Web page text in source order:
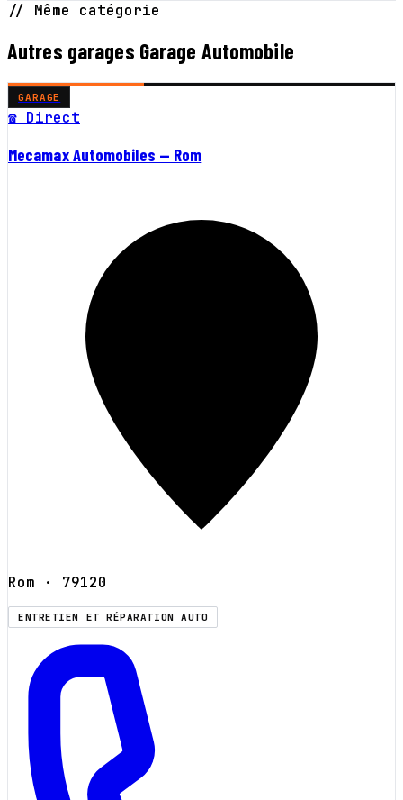
// Même catégorie
Autres garages Garage Automobile
GARAGE
☎ Direct
Mecamax Automobiles — Rom
Rom · 79120
ENTRETIEN ET RÉPARATION AUTO